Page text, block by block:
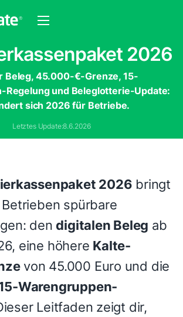
2026
Beleg, 45.000-€-Grenze, 15-
Regelung und Beleglotterie-Update:
sich 2026 für Betriebe.
Letztes Update:8.6.2026
2026 bringt
spürbare
den digitalen Beleg ab
eine höhere Kalte-
von 45.000 Euro und die
Warengruppen-
Leitfaden zeigt dir,